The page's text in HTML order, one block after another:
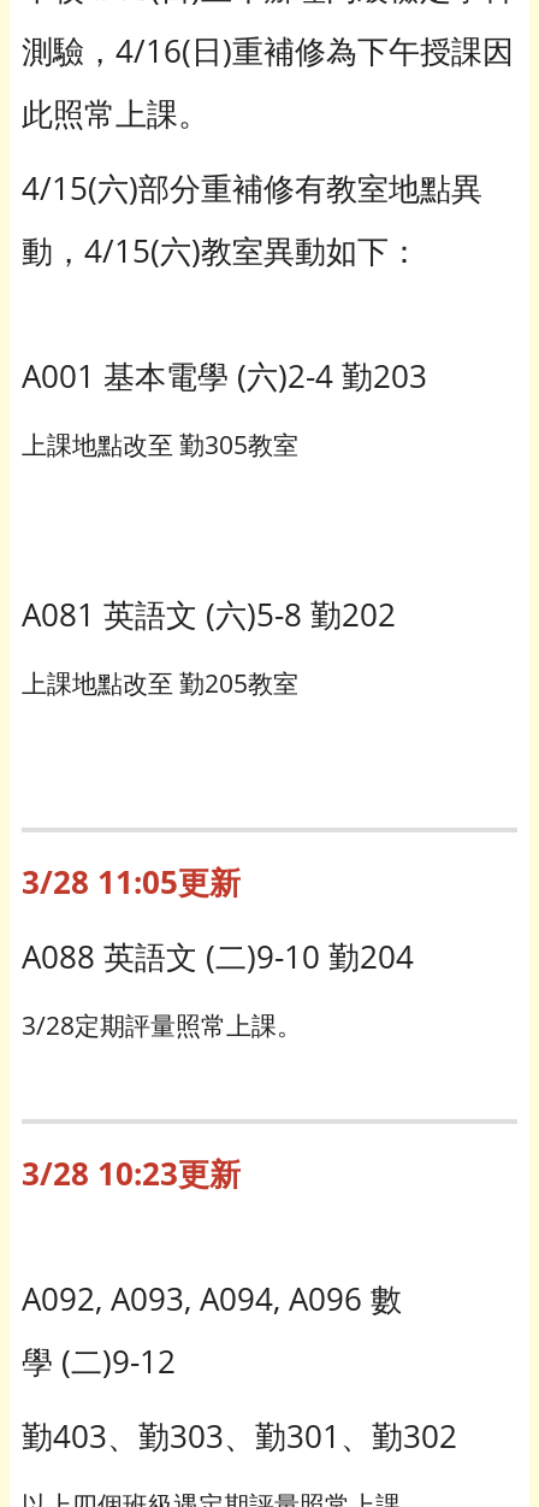
測驗，4/16(日)重補修為下午授課因
此照常上課。
4/15(六)部分重補修有教室地點異
動，4/15(六)教室異動如下：
A001 基本電學 (六)2-4 勤203
上課地點改至 勤305教室
A081 英語文 (六)5-8 勤202
上課地點改至 勤205教室
3/28 11:05更新
A088 英語文 (二)9-10 勤204
3/28定期評量照常上課。
3/28 10:23更新
A092, A093, A094, A096 數
學 (二)9-12
勤403、勤303、勤301、勤302